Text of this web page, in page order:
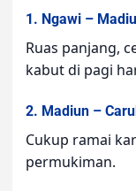
1. Ngawi –
Ruas panjang,
kabut di pagi
2. Madiun –
Cukup ramai
permukiman.